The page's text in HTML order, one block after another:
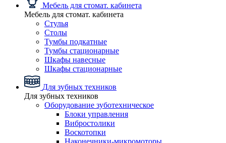
Мебель для стомат. кабинета
Мебель для стомат. кабинета
Стулья
Столы
Тумбы подкатные
Тумбы стационарные
Шкафы навесные
Шкафы стационарные
Для зубных техников
Для зубных техников
Оборудование зуботехническое
Блоки управления
Вибростолики
Воскотопки
Наконечники-микромоторы